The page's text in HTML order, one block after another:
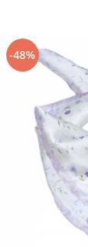
-48%